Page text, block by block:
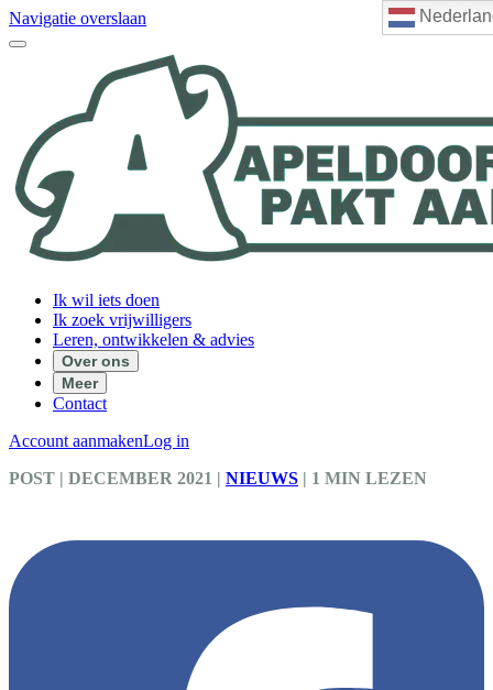
Navigatie overslaan
Ik wil iets doen
Ik zoek vrijwilligers
Leren, ontwikkelen & advies
Over ons
Meer
Contact
Account aanmakenLog in
POST | DECEMBER 2021 | NIEUWS | 1 MIN LEZEN